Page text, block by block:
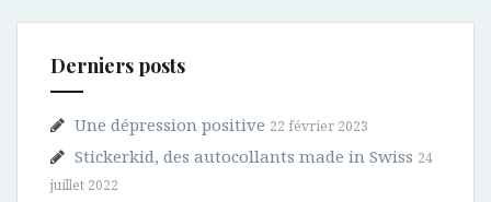
Derniers posts
Une dépression positive 22 février 2023
Stickerkid, des autocollants made in Swiss 24
juillet 2022